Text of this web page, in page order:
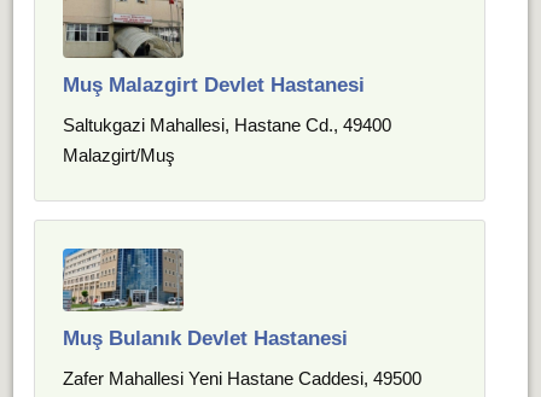
Muş Malazgirt Devlet Hastanesi
Saltukgazi Mahallesi, Hastane Cd., 49400
Malazgirt/Muş
Muş Bulanık Devlet Hastanesi
Zafer Mahallesi Yeni Hastane Caddesi, 49500